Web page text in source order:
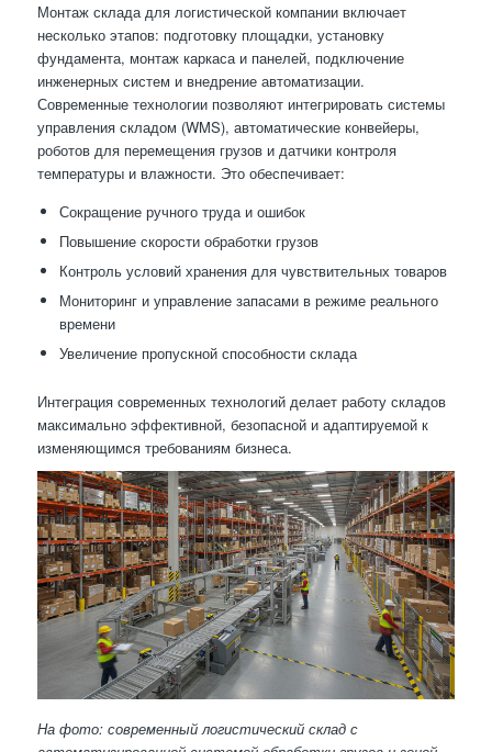
Монтаж склада для логистической компании включает
несколько этапов: подготовку площадки, установку
фундамента, монтаж каркаса и панелей, подключение
инженерных систем и внедрение автоматизации.
Современные технологии позволяют интегрировать системы
управления складом (WMS), автоматические конвейеры,
роботов для перемещения грузов и датчики контроля
температуры и влажности. Это обеспечивает:
Сокращение ручного труда и ошибок
Повышение скорости обработки грузов
Контроль условий хранения для чувствительных товаров
Мониторинг и управление запасами в режиме реального
времени
Увеличение пропускной способности склада
Интеграция современных технологий делает работу складов
максимально эффективной, безопасной и адаптируемой к
изменяющимся требованиям бизнеса.
На фото: современный логистический склад с